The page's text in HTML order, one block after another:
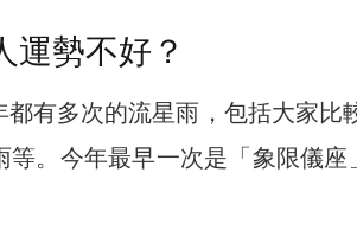
運勢不好？
都有多次的流星雨，包括大家比
等。今年最早一次是「象限儀座